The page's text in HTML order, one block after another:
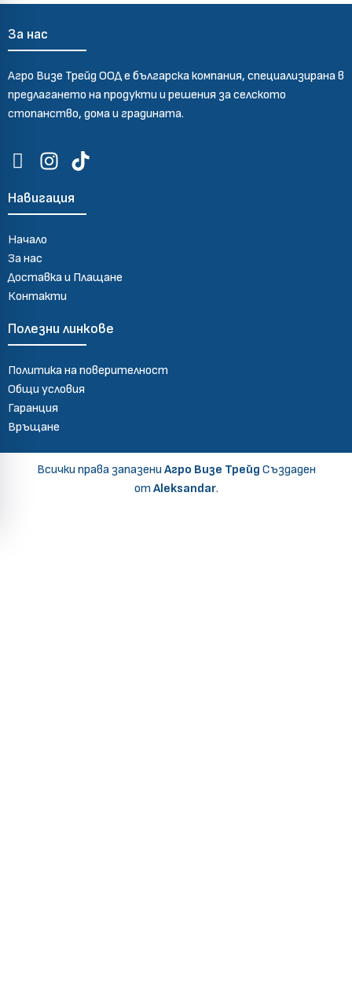
За нас
Агро Визе Трейд ООД е българска компания, специализирана в
предлагането на продукти и решения за селското
стопанство, дома и градината.
Навигация
Начало
За нас
Доставка и Плащане
Контакти
Полезни линкове
Политика на поверителност
Общи условия
Гаранция
Връщане
Всички права запазениАгро Визе Трейд Създаден
от Aleksandar.